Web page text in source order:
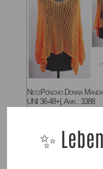
NetzPoncho Donna
UNI 36-48+|, Anr.: 3388
✨